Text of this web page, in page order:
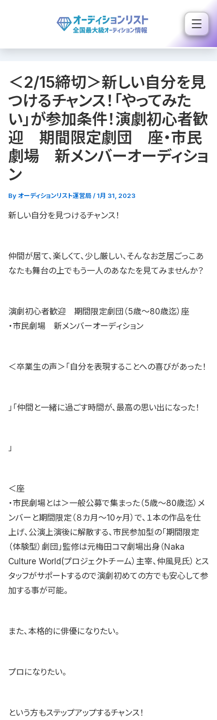
ス
＜2/15締切＞新しい自分を見
つけるチャンス！「やってみた
い」が参加条件！演劇初心者歓
迎 期間限定劇団 座・市民
劇場 新メンバーオーディショ
ン
By オーディションリスト運営局 /1月 31, 2023
新しい自分を見つけるチャンス！
仲間が居て、楽しくて、少し厳しい、そんなお芝居ごっこあ
なたも舞台の上でもう一人のあなたを見てみませんか？
演劇初心者歓迎 期間限定劇団（5歳〜80歳迄）座
・市民劇場 新メンバーオーディション
＜卒業生の声＞「自分を表現することへの喜びがあった！
」「仲間と一緒に過ごす時間が、最高の思い出になった！
」
＜座
・市民劇場とは＞一般公募で集まった（5歳〜80歳迄）メ
ンバーと期間限定（８カ月〜10ヶ月）で、１本の作品を仕
上げ、公演上演後に解散する、市民参加型の「期間限定
（体験型）劇団」監修は元梅田コマ劇場出身（Naka
Culture World(プロジェクトチーム）主宰、仲風見氏）とス
タッフがサポートするので演劇初めての方でも安心して参
加する事が可能。
また、本格的に俳優になりたい。
プロになりたい。
という方もステップアップするチャンス！